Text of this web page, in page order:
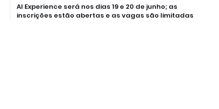
AI Experience será nos dias 19 e 20 de junho; as
inscrições estão abertas e as vagas são limitadas